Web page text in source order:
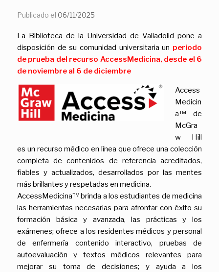
Publicado el 06/11/2025
La Biblioteca de la Universidad de Valladolid pone a
disposición de su comunidad universitaria un periodo
de prueba del recurso AccessMedicina, desde el 6
de noviembre al 6 de diciembre
Access
Medicin
a™ de
McGra
w Hill
es un recurso médico en línea que ofrece una colección
completa de contenidos de referencia acreditados,
fiables y actualizados, desarrollados por las mentes
más brillantes y respetadas en medicina.
AccessMedicina™ brinda a los estudiantes de medicina
las herramientas necesarias para afrontar con éxito su
formación básica y avanzada, las prácticas y los
exámenes; ofrece a los residentes médicos y personal
de enfermería contenido interactivo, pruebas de
autoevaluación y textos médicos relevantes para
mejorar su toma de decisiones; y ayuda a los